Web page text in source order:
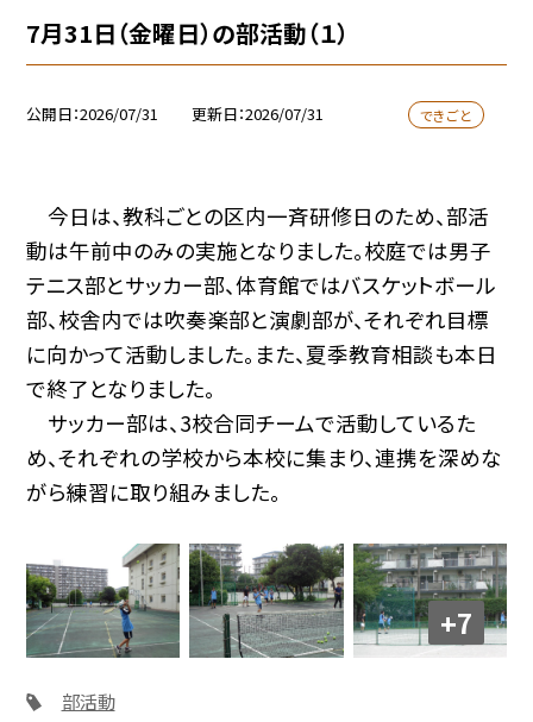
7月31日（金曜日）の部活動（１）
公開日 2026/07/31 更新日 2026/07/31 できごと
今日は、教科ごとの区内一斉研修日のため、部活
動は午前中のみの実施となりました。校庭では男子
テニス部とサッカー部、体育館ではバスケットボール
部、校舎内では吹奏楽部と演劇部が、それぞれ目標
に向かって活動しました。また、夏季教育相談も本日
で終了となりました。
サッカー部は、3校合同チームで活動しているた
め、それぞれの学校から本校に集まり、連携を深めな
がら練習に取り組みました。
+7
部活動